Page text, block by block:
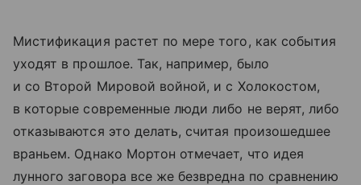
Мистификация растет по мере того, как события
уходят в прошлое. Так, например, было
и со Второй Мировой войной, и с Холокостом,
в которые современные люди либо не верят, либо
отказываются это делать, считая произошедшее
враньем. Однако Мортон отмечает, что идея
лунного заговора все же безвредна по сравнению